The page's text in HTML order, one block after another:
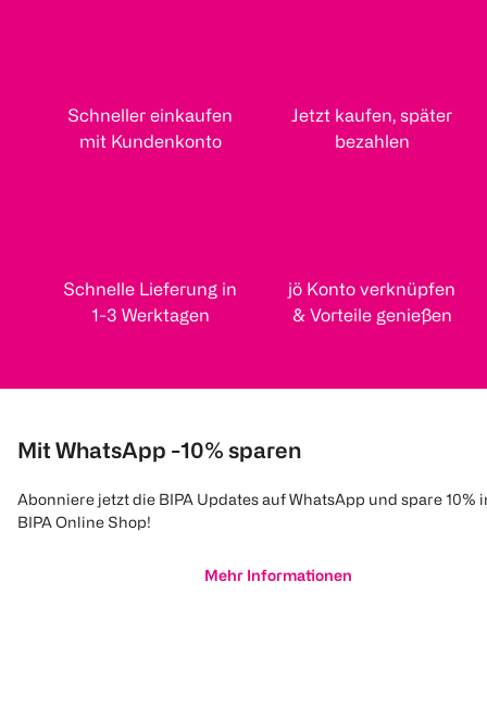
Schneller einkaufen
mit Kundenkonto
Jetzt kaufen, später
bezahlen
Schnelle Lieferung in
1-3 Werktagen
jö Konto verknüpfen
& Vorteile genießen
Mit WhatsApp -10% sparen
Abonniere jetzt die BIPA Updates auf WhatsApp und spare 10%
BIPA Online Shop!
Mehr Informationen